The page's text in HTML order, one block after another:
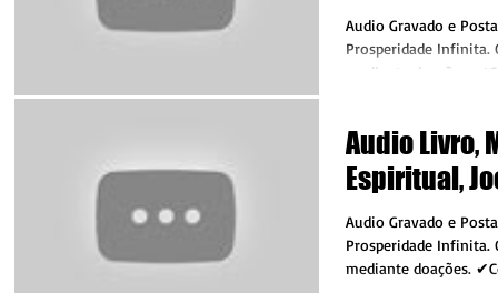
Audio Gravado e
Prosperidade Infinita.
mediante doações.
Audio Livro,
Espiritual,
Audio Gravado e
Prosperidade Infinita.
mediante doações.